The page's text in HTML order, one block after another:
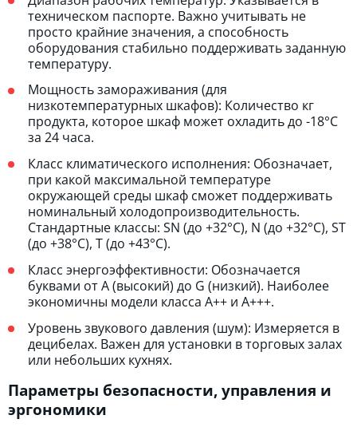
техническом паспорте. Важно учитывать не
просто крайние значения, а способность
оборудования стабильно поддерживать заданную
температуру.
Мощность замораживания (для
низкотемпературных шкафов): Количество кг
продукта, которое шкаф может охладить до -18°C
за 24 часа.
Класс климатического исполнения: Обозначает,
при какой максимальной температуре
окружающей среды шкаф сможет поддерживать
номинальный холодопроизводительность.
Стандартные классы: SN (до +32°C), N (до +32°C), ST
(до +38°C), T (до +43°C).
Класс энергоэффективности: Обозначается
буквами от A (высокий) до G (низкий). Наиболее
экономичны модели класса A++ и A+++.
Уровень звукового давления (шум): Измеряется в
децибелах. Важен для установки в торговых залах
или небольших кухнях.
Параметры безопасности, управления и
эргономики